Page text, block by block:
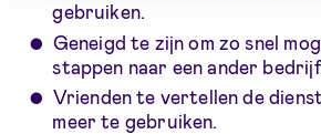
gebruiken.
Geneigd te zijn om zo snel
stappen naar een ander
Vrienden te vertellen de
meer te gebruiken.